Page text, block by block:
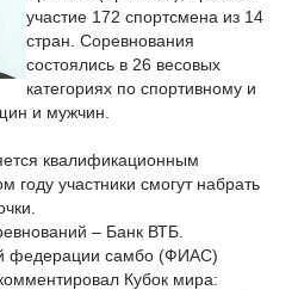
участие 172 спортсмена из 14
стран. Соревнования
состоялись в 26 весовых
категориях по спортивному и
и мужчин.
квалификационным
году участники смогут набрать
– Банк ВТБ.
федерации самбо (ФИАС)
Кубок мира: